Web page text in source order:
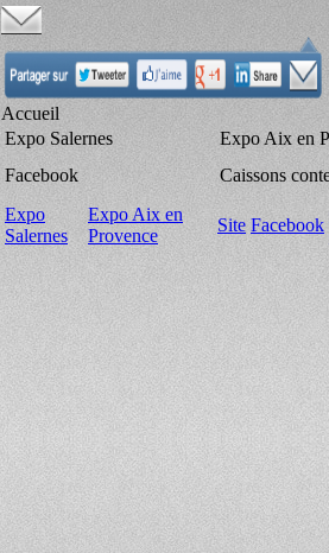
Accueil
Expo Salernes
Expo Aix en
Facebook
Caissons
Expo
Salernes
Expo Aix en
Provence
Site Facebook